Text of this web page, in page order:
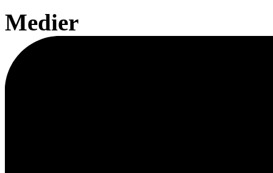
Medier